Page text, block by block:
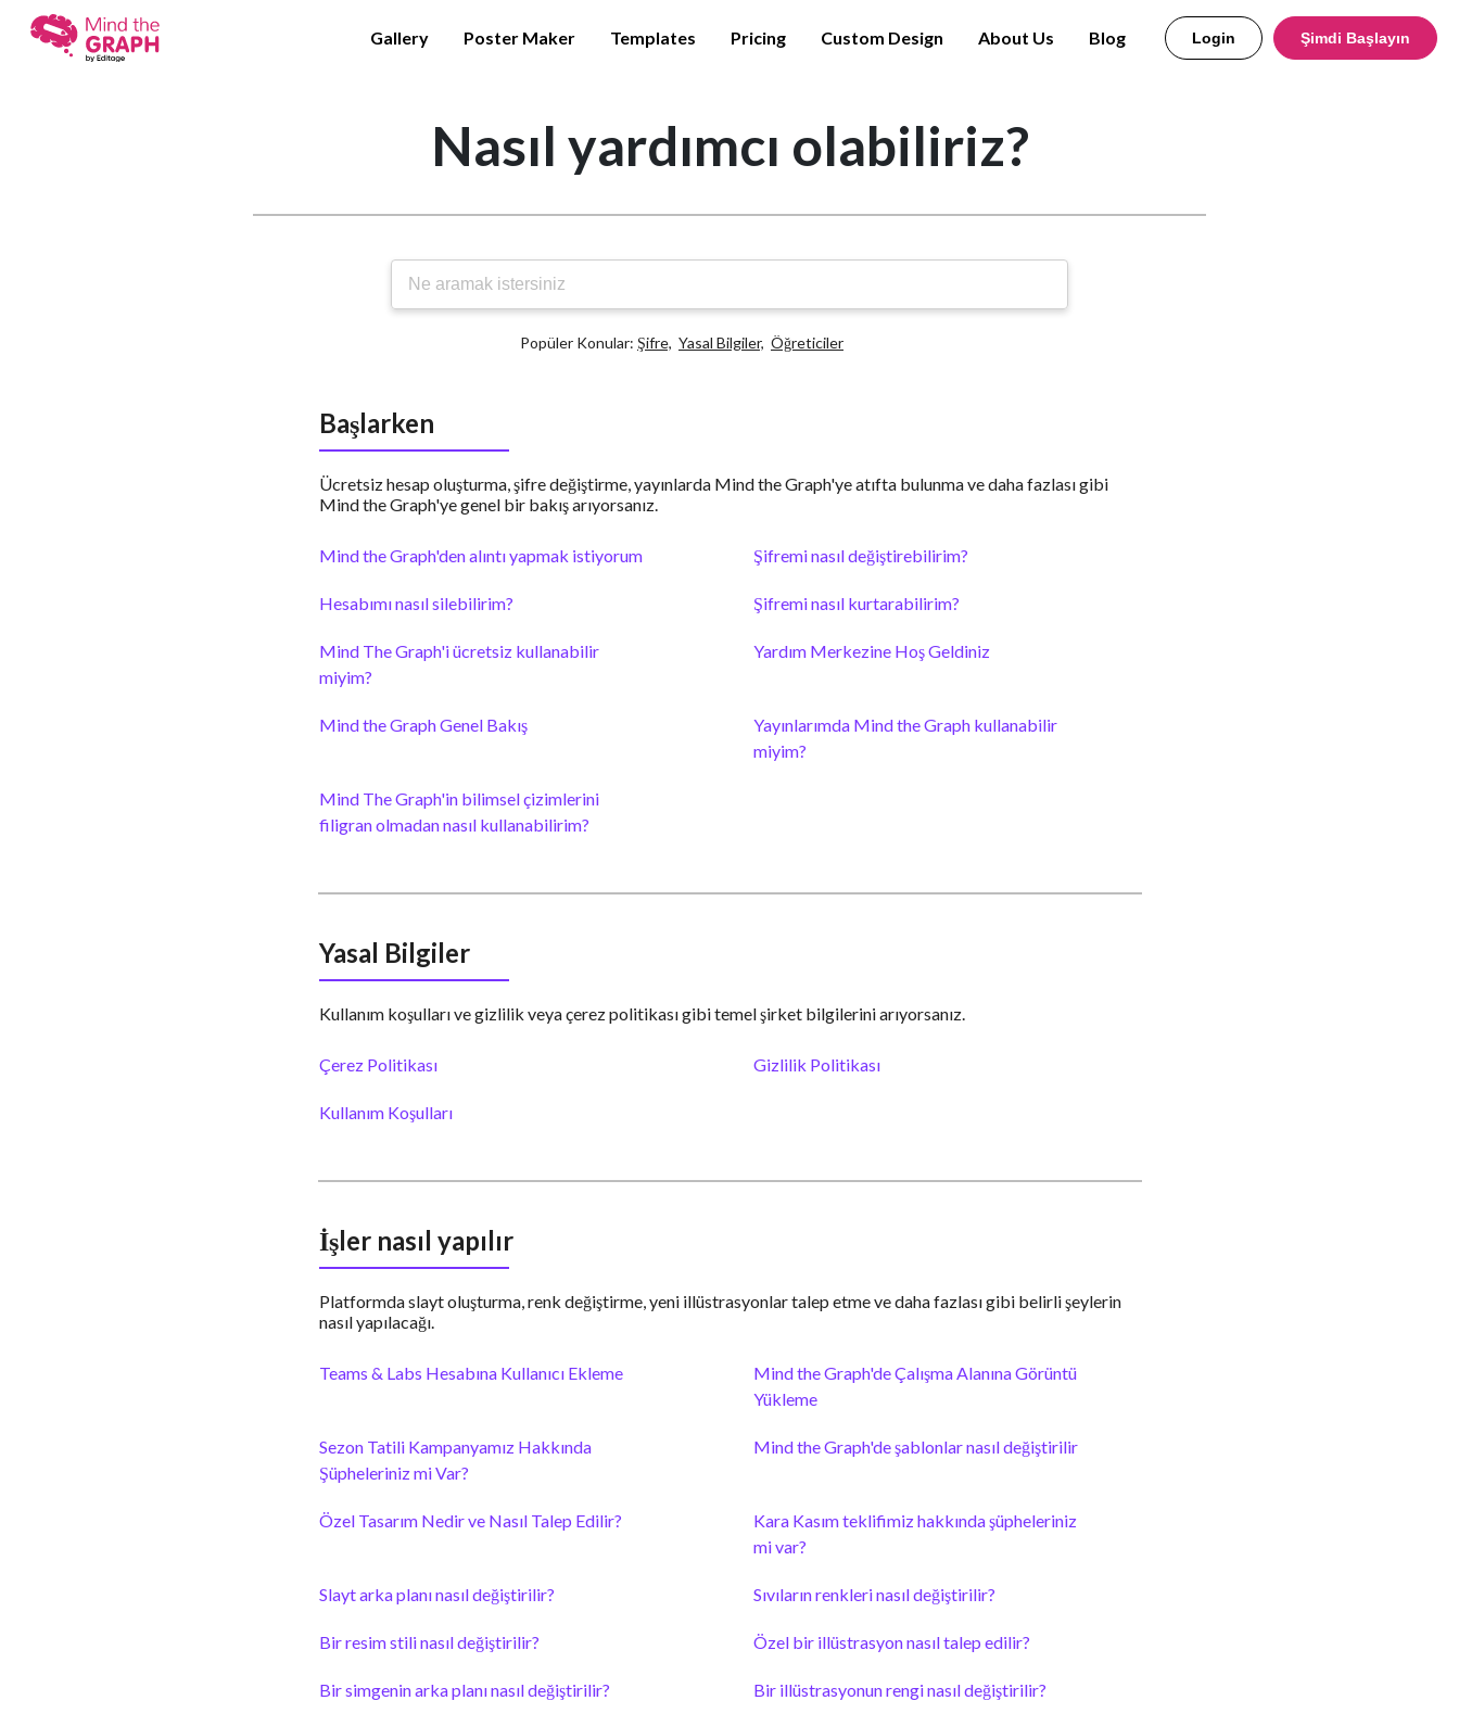
Gallery Poster Maker Templates Pricing Custom Design About Us Blog Login Şimdi Başlayın
Nasıl yardımcı olabiliriz?
Popüler Konular: Şifre, Yasal Bilgiler, Öğreticiler
Başlarken
Ücretsiz hesap oluşturma, şifre değiştirme, yayınlarda Mind the Graph'ye atıfta bulunma ve daha fazlası gibi
Mind the Graph'ye genel bir bakış arıyorsanız.
Mind the Graph'den alıntı yapmak istiyorum Şifremi nasıl değiştirebilirim?
Hesabımı nasıl silebilirim? Şifremi nasıl kurtarabilirim?
Mind The Graph'i ücretsiz kullanabilir
miyim?
Yardım Merkezine Hoş Geldiniz
Mind the Graph Genel Bakış
Yayınlarımda Mind the Graph kullanabilir
miyim?
Mind The Graph'in bilimsel çizimlerini
filigran olmadan nasıl kullanabilirim?
Yasal Bilgiler
Kullanım koşulları ve gizlilik veya çerez politikası gibi temel şirket bilgilerini arıyorsanız.
Çerez Politikası Gizlilik Politikası
Kullanım Koşulları
İşler nasıl yapılır
Platformda slayt oluşturma, renk değiştirme, yeni illüstrasyonlar talep etme ve daha fazlası gibi belirli şeylerin
nasıl yapılacağı.
Teams & Labs Hesabına Kullanıcı Ekleme
Mind the Graph'de Çalışma Alanına Görüntü
Yükleme
Sezon Tatili Kampanyamız Hakkında
Şüpheleriniz mi Var?
Mind the Graph'de şablonlar nasıl değiştirilir
Özel Tasarım Nedir ve Nasıl Talep Edilir?
Kara Kasım teklifimiz hakkında şüpheleriniz
mi var?
Slayt arka planı nasıl değiştirilir? Sıvıların renkleri nasıl değiştirilir?
Bir resim stili nasıl değiştirilir? Özel bir illüstrasyon nasıl talep edilir?
Bir simgenin arka planı nasıl değiştirilir? Bir illüstrasyonun rengi nasıl değiştirilir?